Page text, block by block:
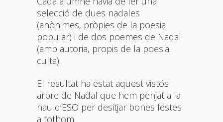
selecció de dues nadales
(anònimes, pròpies de la poesia
popular) i de dos poemes de Nadal
(amb autoria, propis de la poesia
culta).
El resultat ha estat aquest vistós
arbre de Nadal que hem penjat a la
nau d’ESO per desitjar bones festes
a tothom.